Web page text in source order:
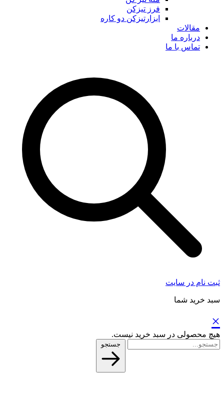
فرز تیزکن
ابزارتیزکن دو کاره
مقالات
درباره ما
تماس با ما
ثبت نام در سایت
سبد خرید شما
×
هیچ محصولی در سبد خرید نیست.
جستجو